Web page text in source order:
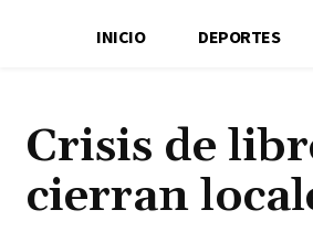
INICIO DEPORTES
Crisis de
cierran